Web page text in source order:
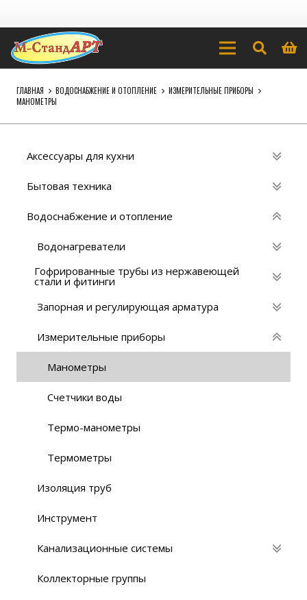
ГЛАВНАЯ ВОДОСНАБЖЕНИЕ И ОТОПЛЕНИЕ
ИЗМЕРИТЕЛЬНЫЕ ПРИБОРЫ
МАНОМЕТРЫ
Аксессуары для кухни
Бытовая техника
Водоснабжение и отопление
Водонагреватели
Гофрированные трубы из нержавеющей
стали и фитинги
Запорная и регулирующая арматура
Измерительные приборы
Манометры
Счетчики воды
Термо-манометры
Термометры
Изоляция труб
Инструмент
Канализационные системы
Коллекторные группы